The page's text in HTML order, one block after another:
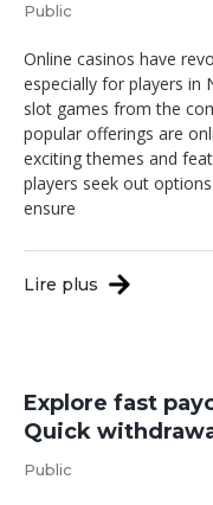
Public
Online casinos have
especially for players in
slot games from the
popular offerings are
exciting themes and
players seek out
ensure
Lire plus
Explore fast
Quick
Public